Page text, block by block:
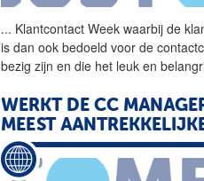
... Klantcontact Week waarbij de
is dan ook bedoeld voor de
bezig zijn en die het leuk en
WERKT DE CC
MEEST